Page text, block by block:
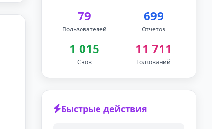
79
Пользователей
699
Отчетов
1 015
Снов
11 711
Толкований
Быстрые действия